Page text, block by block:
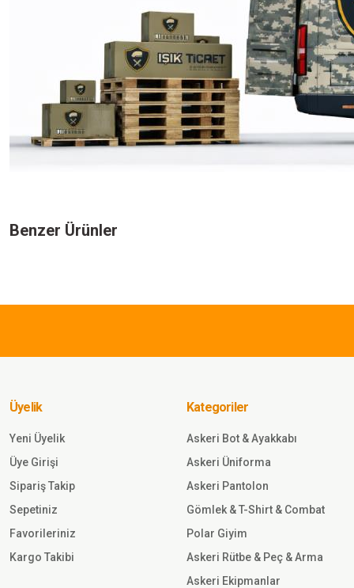
Benzer Ürünler
SINGLE SWORD
İşnar Polar Eldiven Erkek Kadın
Unisex kaymaz Polar eldiven
Üyelik
Yeni Üyelik
Üye Girişi
Sipariş Takip
Sepetiniz
Favorileriniz
Kargo Takibi
Kategoriler
Askeri Bot & Ayakkabı
Askeri Üniforma
Askeri Pantolon
Gömlek & T-Shirt & Combat
Polar Giyim
Askeri Rütbe & Peç & Arma
Askeri Ekipmanlar